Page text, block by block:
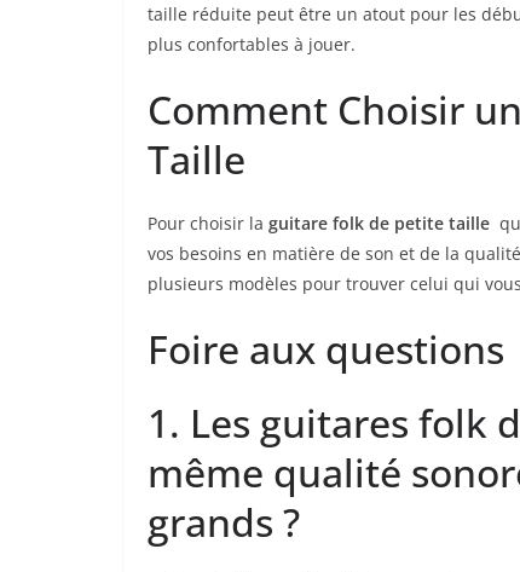
taille réduite peut être un atout pour les⁤
plus confortables à jouer.
Comment Choisir
Taille
Pour choisir la guitare folk de petite taille
vos besoins en matière​ de son et de la
plusieurs modèles pour trouver celui qui
Foire aux questions
1.⁤ Les guitares folk
même qualité
grands ?